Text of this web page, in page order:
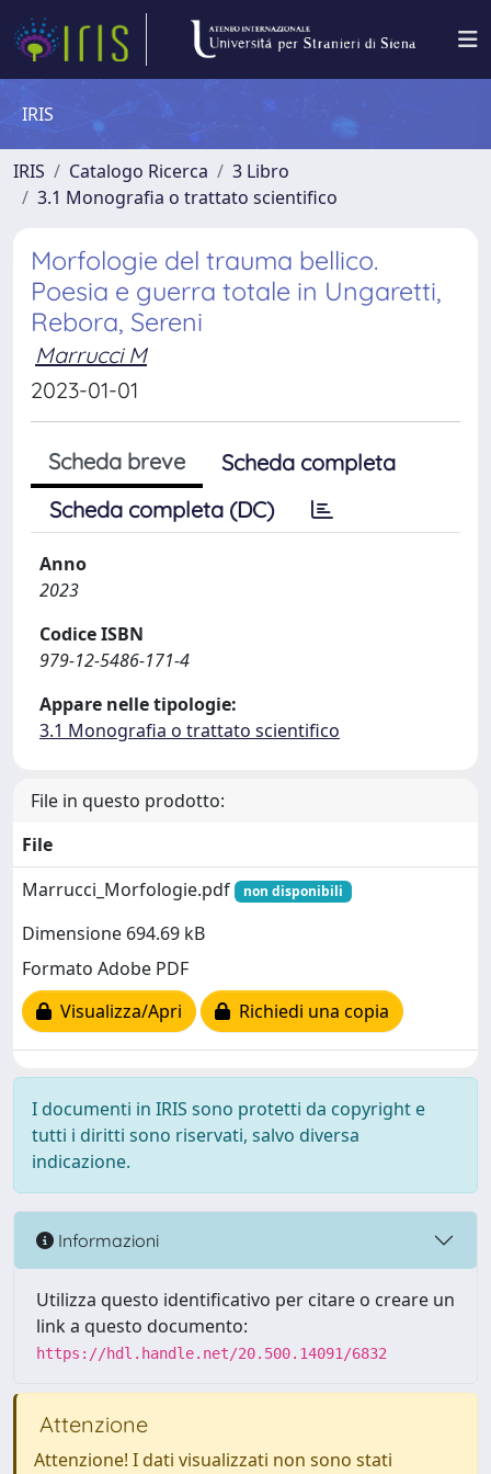
IRIS
IRIS Catalogo Ricerca
3 Libro
3.1 Monografia o trattato scientifico
Morfologie del trauma bellico.
Poesia e guerra totale in Ungaretti,
Rebora, Sereni
Marrucci M
2023-01-01
Scheda breve
Scheda completa
Scheda completa (DC)
Anno
2023
Codice ISBN
979-12-5486-171-4
Appare nelle tipologie:
3.1 Monografia o trattato scientifico
File in questo prodotto:
File
Marrucci_Morfologie.pdf
non disponibili
Dimensione 694.69 kB
Formato Adobe PDF
Visualizza/Apri
Richiedi una copia
I documenti in IRIS sono protetti da copyright e
tutti i diritti sono riservati, salvo diversa
indicazione.
Informazioni
Utilizza questo identificativo per citare o creare un
link a questo documento:
https://hdl.handle.net/20.500.14091/6832
Attenzione
Attenzione! I dati visualizzati non sono stati